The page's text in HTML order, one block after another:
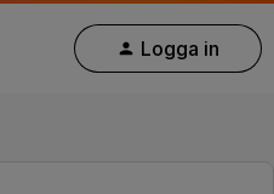
Logga in